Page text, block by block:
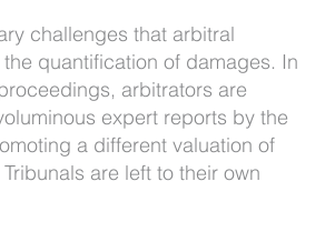
challenges that arbitral
quantification of damages. In
arbitrators are
expert reports by the
a different valuation of
are left to their own